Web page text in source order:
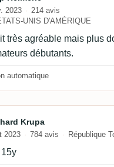
2023
214 avis
UNIS D'AMÉRIQUE
très agréable mais plus
débutants.
automatique
Richard Krupa
Krupa
2023 784 avis République